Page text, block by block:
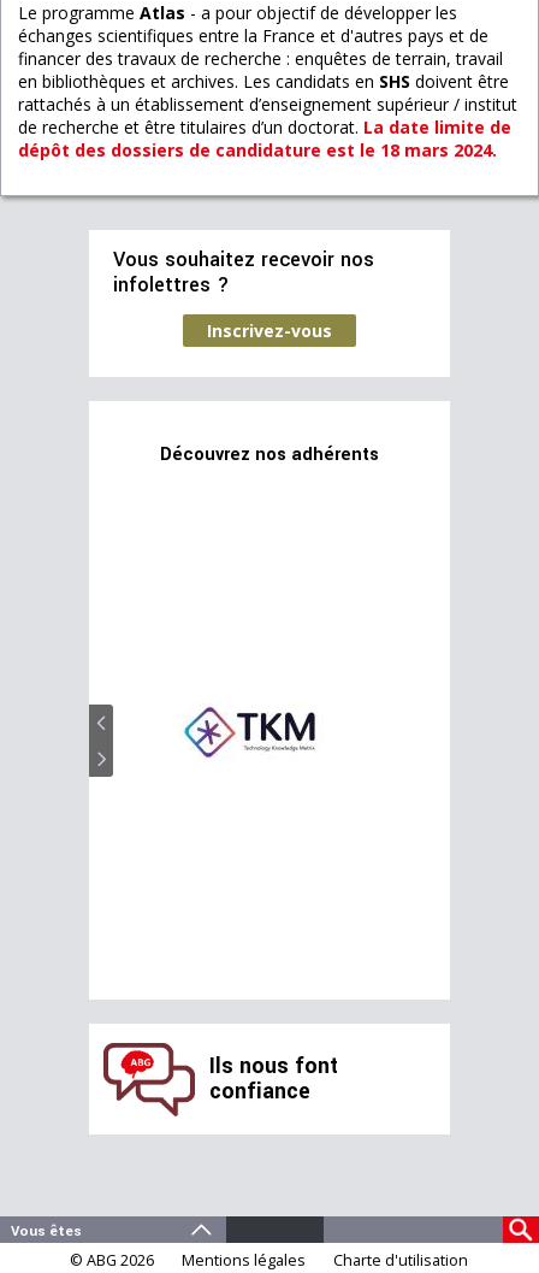
Le programme Atlas - a pour objectif de développer les
échanges scientifiques entre la France et d'autres pays et de
financer des travaux de recherche : enquêtes de terrain, travail
en bibliothèques et archives. Les candidats en SHS doivent être
rattachés à un établissement d’enseignement supérieur / institut
de recherche et être titulaires d’un doctorat. La date limite de
dépôt des dossiers de candidature est le 18 mars 2024.
Vous souhaitez recevoir nos
infolettres ?
Inscrivez-vous
Découvrez nos adhérents
Ils nous font
confiance
© ABG 2026 Mentions légales Charte d'utilisation